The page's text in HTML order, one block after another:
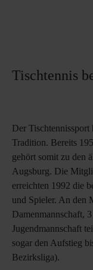
Tischtennis
Der
Tradition. Bereits
gehört somit zu den
Augsburg. Die
erreichten 1992 die
und Spieler. An den
Damenmannschaft,
Jugendmannschaft
sogar den Aufstieg
Bezirksliga).